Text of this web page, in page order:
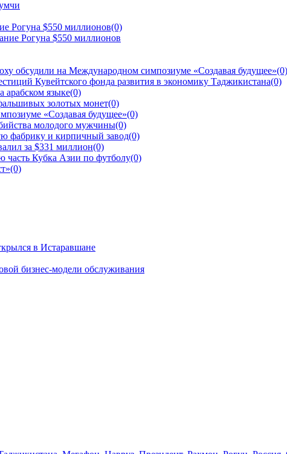
Рогуна $550 миллионов(0)
обсудили на Международном симпозиуме «Создавая будущее»(0)
Кувейтского фонда развития в экономику Таджикистана(0)
арабском языке(0)
золотых монет(0)
«Создавая будущее»(0)
молодого мужчины(0)
фабрику и кирпичный завод(0)
за $331 миллион(0)
Кубка Азии по футболу(0)
(0)
в Истаравшане
бизнес-модели обслуживания